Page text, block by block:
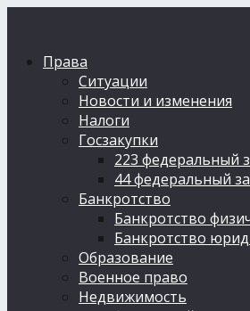
Права
Ситуации
Новости и изменения
Налоги
Госзакупки
223 федеральный
44 федеральный
Банкротство
Банкротство
Банкротство
Образование
Военное право
Недвижимость